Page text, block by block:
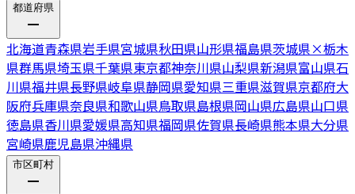
都道府県
北海道青森県岩手県宮城県秋田県山形県福島県茨城県×栃木
県群馬県埼玉県千葉県東京都神奈川県山梨県新潟県富山県石
川県福井県長野県岐阜県静岡県愛知県三重県滋賀県京都府大
阪府兵庫県奈良県和歌山県鳥取県島根県岡山県広島県山口県
徳島県香川県愛媛県高知県福岡県佐賀県長崎県熊本県大分県
宮崎県鹿児島県沖縄県
市区町村